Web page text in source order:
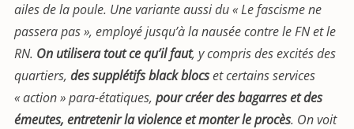
ailes de la poule. Une variante aussi du « Le fascisme ne
passera pas », employé jusqu’à la nausée contre le FN et le
RN. On utilisera tout ce qu’il faut, y compris des excités des
quartiers, des supplétifs black blocset certains services
« action » para-étatiques, pour créer des bagarres et des
émeutes, entretenir la violence et monter le procès. On voit